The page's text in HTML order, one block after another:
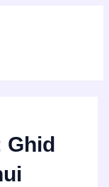
Ghid